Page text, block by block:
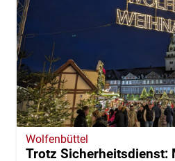
Wolfenbüttel
Trotz Sicherheitsdienst: